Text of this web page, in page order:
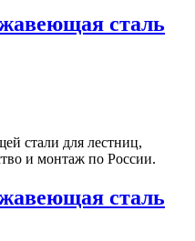
сталь
сталь